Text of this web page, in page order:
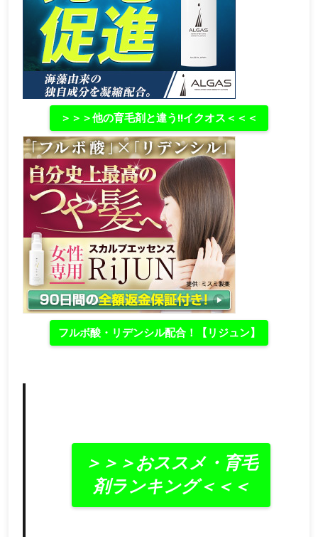
＞＞＞他の育毛剤と違う‼イクオス＜＜＜
フルボ酸・リデンシル配合！【リジュン】
＞＞＞おススメ・育毛
剤ランキング＜＜＜